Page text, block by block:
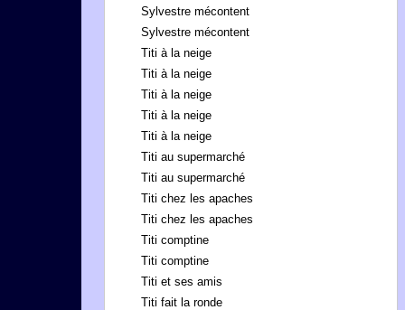
Sylvestre mécontent
Sylvestre mécontent
Titi à la neige
Titi à la neige
Titi à la neige
Titi à la neige
Titi à la neige
Titi au supermarché
Titi au supermarché
Titi chez les apaches
Titi chez les apaches
Titi comptine
Titi comptine
Titi et ses amis
Titi fait la ronde